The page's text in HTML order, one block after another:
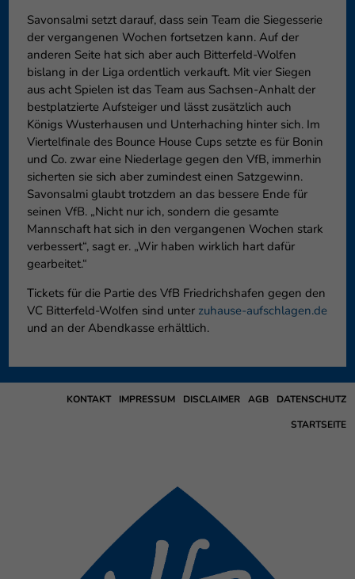
Savonsalmi setzt darauf, dass sein Team die Siegesserie
der vergangenen Wochen fortsetzen kann. Auf der
anderen Seite hat sich aber auch Bitterfeld-Wolfen
bislang in der Liga ordentlich verkauft. Mit vier Siegen
aus acht Spielen ist das Team aus Sachsen-Anhalt der
bestplatzierte Aufsteiger und lässt zusätzlich auch
Königs Wusterhausen und Unterhaching hinter sich. Im
Viertelfinale des Bounce House Cups setzte es für Bonin
und Co. zwar eine Niederlage gegen den VfB, immerhin
sicherten sie sich aber zumindest einen Satzgewinn.
Savonsalmi glaubt trotzdem an das bessere Ende für
seinen VfB. „Nicht nur ich, sondern die gesamte
Mannschaft hat sich in den vergangenen Wochen stark
verbessert“, sagt er. „Wir haben wirklich hart dafür
gearbeitet.“
Tickets für die Partie des VfB Friedrichshafen gegen den
VC Bitterfeld-Wolfen sind unter zuhause-aufschlagen.de
und an der Abendkasse erhältlich.
DATENSCHUTZ
AGB
DISCLAIMER
IMPRESSUM
KONTAKT
STARTSEITE